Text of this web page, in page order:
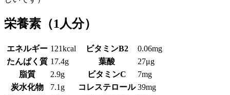
栄養素 （1人分）
エネルギー 121kcal ビタミンB2
0.06mg
たんぱく質 17.4g 葉酸
27μg
脂質
2.9g ビタミンC
7mg
炭水化物
7.1g コレステロール 39mg